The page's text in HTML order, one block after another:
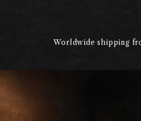
Worldwide shipping